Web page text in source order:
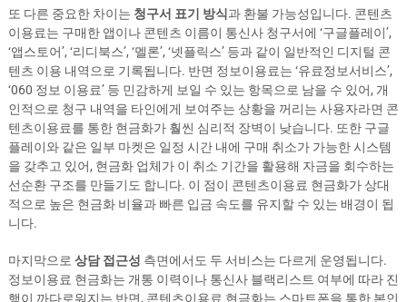
또 다른 중요한 차이는 청구서 표기 방식과 환불 가능성입니다. 콘텐츠
이용료는 구매한 앱이나 콘텐츠 이름이 통신사 청구서에 ‘구글플레이’,
‘앱스토어’, ‘리디북스’, ‘멜론’, ‘넷플릭스’ 등과 같이 일반적인 디지털 콘
텐츠 이용 내역으로 기록됩니다. 반면 정보이용료는 ‘유료정보서비스’,
‘060 정보 이용료’ 등 민감하게 보일 수 있는 항목으로 남을 수 있어, 개
인적으로 청구 내역을 타인에게 보여주는 상황을 꺼리는 사용자라면 콘
텐츠이용료를 통한 현금화가 훨씬 심리적 장벽이 낮습니다. 또한 구글
플레이와 같은 일부 마켓은 일정 시간 내에 구매 취소가 가능한 시스템
을 갖추고 있어, 현금화 업체가 이 취소 기간을 활용해 자금을 회수하는
선순환 구조를 만들기도 합니다. 이 점이 콘텐츠이용료 현금화가 상대
적으로 높은 현금화 비율과 빠른 입금 속도를 유지할 수 있는 배경이 됩
니다.
마지막으로 상담 접근성 측면에서도 두 서비스는 다르게 운영됩니다.
정보이용료 현금화는 개통 이력이나 통신사 블랙리스트 여부에 따라 진
행이 까다로워지는 반면, 콘텐츠이용료 현금화는 스마트폰을 통한 본인